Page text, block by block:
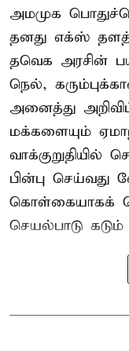
அமமுக
தனது எக்ஸ்
தவெக அரசின்
நெல்,
அனைத்து
மக்களையும்
வாக்குறுதியில்
பின்பு செய்வது
கொள்கையாகக்
செயல்பாடு